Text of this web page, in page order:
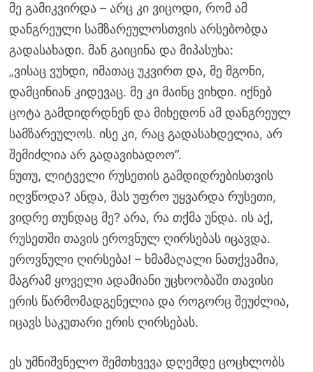
მე გამიკვირდა – არც კი ვიცოდი, რომ ამ
დანგრეული სამზარეულოსთვის არსებობდა
გადასახადი. მან გაიცინა და მიპასუხა:
„ვისაც ვუხდი, იმათაც უკვირთ და, მე მგონი,
დამცინიან კიდევაც. მე კი მაინც ვიხდი. იქნებ
ცოტა გამდიდრდნენ და მიხედონ ამ დანგრეულ
სამზარეულოს. ისე კი, რაც გადასახდელია, არ
შემიძლია არ გადავიხადოო”.
ნუთუ, ლიტველი რუსეთის გამდიდრებისთვის
იღვწოდა? ანდა, მას უფრო უყვარდა რუსეთი,
ვიდრე თუნდაც მე? არა, რა თქმა უნდა. ის აქ,
რუსეთში თავის ეროვნულ ღირსებას იცავდა.
ეროვნული ღირსება! – ხმამაღალი ნათქვამია,
მაგრამ ყოველი ადამიანი უცხოობაში თავისი
ერის წარმომადგენელია და როგორც შეუძლია,
იცავს საკუთარი ერის ღირსებას.
ეს უმნიშვნელო შემთხვევა დღემდე ცოცხლობს